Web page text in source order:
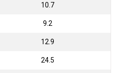
10.7
9.2
12.9
24.5